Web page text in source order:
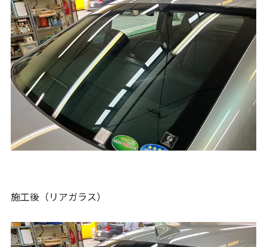
施工後（リアガラス）